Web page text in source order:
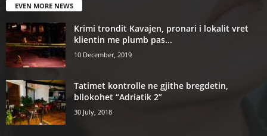
EVEN MORE NEWS
Krimi trondit Kavajen, pronari i lokalit vret
klientin me plumb pas...
10 December, 2019
Tatimet kontrolle ne gjithe bregdetin,
bllokohet “Adriatik 2”
30 July, 2018